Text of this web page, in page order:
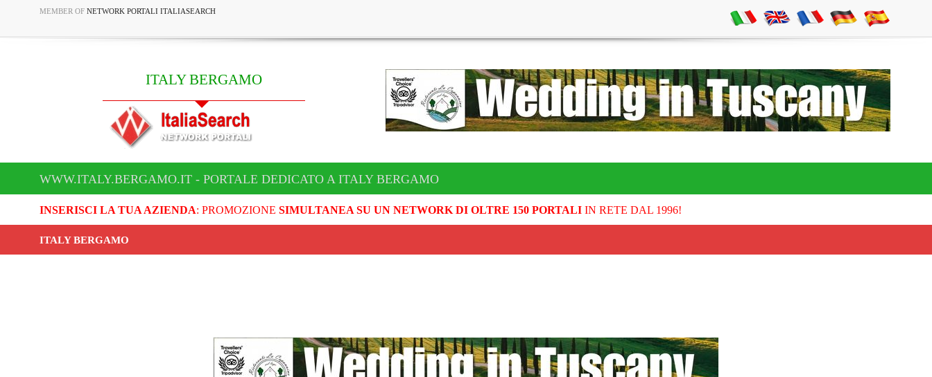
MEMBER OF NETWORK PORTALI ITALIASEARCH
ITALY BERGAMO
WWW.ITALY.BERGAMO.IT - PORTALE DEDICATO A ITALY BERGAMO
INSERISCI LA TUA AZIENDA: PROMOZIONE SIMULTANEA SU UN NETWORK DI OLTRE 150 PORTALIIN RETE DAL 1996!
ITALY BERGAMO